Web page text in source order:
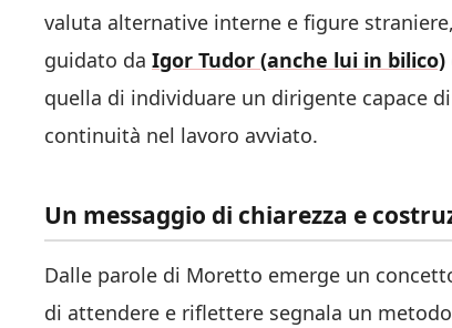
valuta alternative interne e figure
guidato da Igor Tudor (anche lui in bilico)
quella di individuare un dirigente capace
continuità nel lavoro avviato.
Un messaggio di chiarezza e
Dalle parole di Moretto emerge un
di attendere e riflettere segnala un